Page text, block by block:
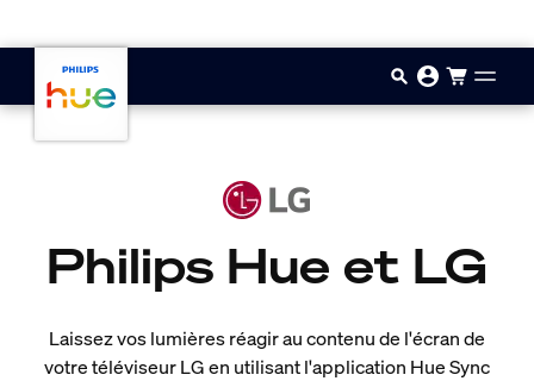
Philips Hue et LG
Laissez vos lumières réagir au contenu de l'écran de
votre téléviseur LG en utilisant l'application Hue Sync